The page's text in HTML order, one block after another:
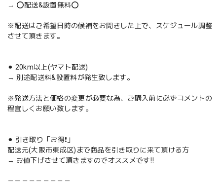
→ ⭕️配送&設置無料⭕️
※配送はご希望日時の候補をお聞きした上で、スケジュール調整
させて頂きます。
⚫︎ 20km以上(ヤマト配送)
→ 別途配送料&設置料が発生致します。
※発送方法と価格の変更が必要な為、ご購入前に必ずコメントの
程宜しくお願い致します。
⚫︎ 引き取り「お得❗️」
配送元(大阪市東成区)まで商品を引き取りに来て頂ける方
→ お値下げさせて頂きますのでオススメです‼️
－－－－－－－－－